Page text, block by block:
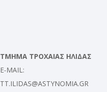
ΤΜΗΜΑ ΤΡΟΧΑΙΑΣ ΗΛΙΔΑΣ
E-MAIL:
TT.ILIDAS@ASTYNOMIA.GR